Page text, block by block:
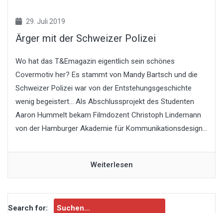
29. Juli 2019
Ärger mit der Schweizer Polizei
Wo hat das T&Emagazin eigentlich sein schönes
Covermotiv her? Es stammt von Mandy Bartsch und die
Schweizer Polizei war von der Entstehungsgeschichte
wenig begeistert… Als Abschlussprojekt des Studenten
Aaron Hummelt bekam Filmdozent Christoph Lindemann
von der Hamburger Akademie für Kommunikationsdesign...
Weiterlesen
Search for: